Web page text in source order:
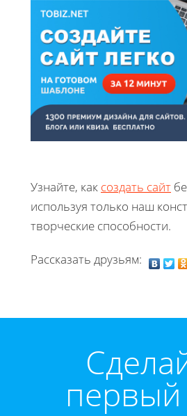
Узнайте, как создать сайт
используя только наш
творческие способности.
Рассказать друзьям: